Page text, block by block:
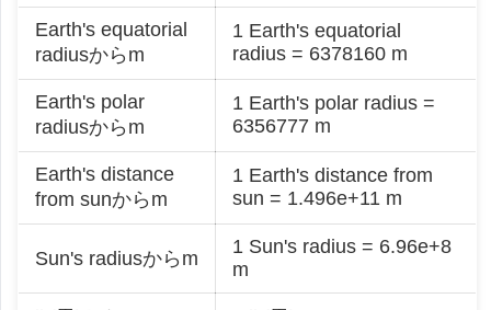
Earth's equatorial
radiusからm
1 Earth's equatorial
radius = 6378160 m
Earth's polar
radiusからm
1 Earth's polar radius =
6356777 m
Earth's distance
from sunからm
1 Earth's distance from
sun = 1.496e+11 m
Sun's radiusからm
1 Sun's radius = 6.96e+8
m